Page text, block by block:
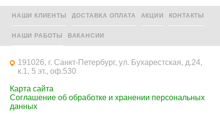
НАШИ КЛИЕНТЫ ДОСТАВКА ОПЛАТА АКЦИИ КОНТАКТЫ
НАШИ РАБОТЫ ВАКАНСИИ
191026, г. Санкт-Петербург, ул. Бухарестская, д.24,
к.1, 5 эт., оф.530
Карта сайта
Соглашение об обработке и хранении персональных
данных